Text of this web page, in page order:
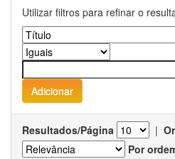
Utilizar filtros para refinar o
Resultados/Página |
Por